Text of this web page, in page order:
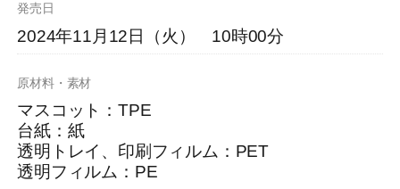
発売日
2024年11月12日（火） 10時00分
原材料・素材
マスコット：TPE
台紙：紙
透明トレイ、印刷フィルム：PET
透明フィルム：PE